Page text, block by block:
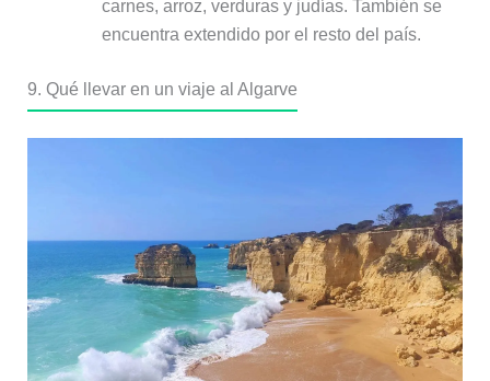
carnes, arroz, verduras y judías. También se
encuentra extendido por el resto del país.
9. Qué llevar en un viaje al Algarve